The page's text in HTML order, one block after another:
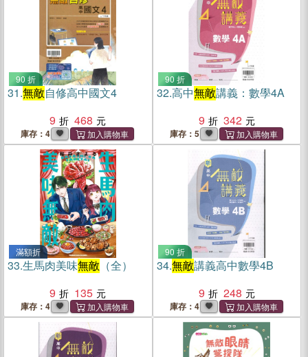
90 折
31.無敵自修高中國文4
9
468
庫存：4
90 折
32.高中無敵講義：數學4A
9
342
庫存：5
滿額折
33.生馬肉美味無敵 （全）
9
135
庫存：4
90 折
34.無敵講義高中數學4B
9
248
庫存：4